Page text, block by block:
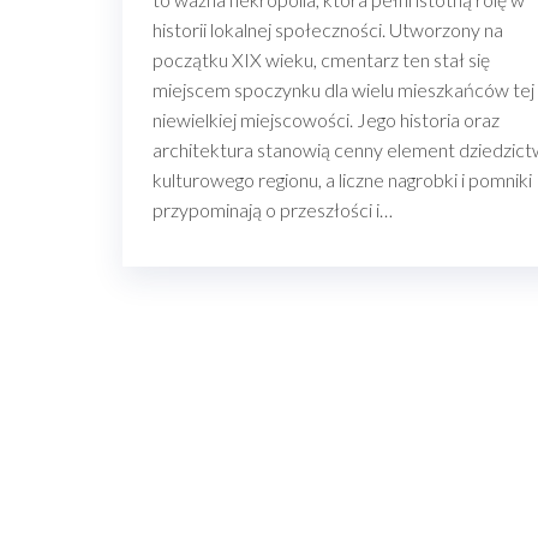
historii lokalnej społeczności. Utworzony na
początku XIX wieku, cmentarz ten stał się
miejscem spoczynku dla wielu mieszkańców tej
niewielkiej miejscowości. Jego historia oraz
architektura stanowią cenny element
kulturowego regionu, a liczne nagrobki i pomniki
przypominają o przeszłości i…